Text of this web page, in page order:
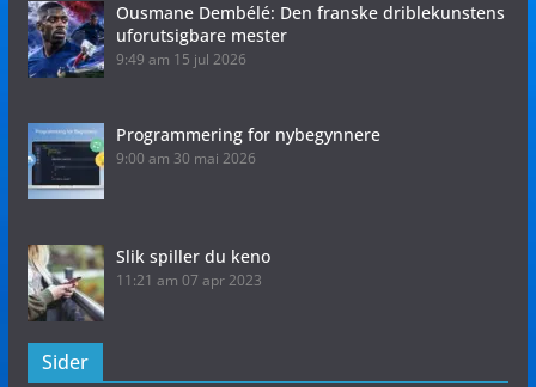
Ousmane Dembélé: Den franske driblekunstens
uforutsigbare mester
9:49 am 15 jul 2026
Programmering for nybegynnere
9:00 am 30 mai 2026
Slik spiller du keno
11:21 am 07 apr 2023
Sider